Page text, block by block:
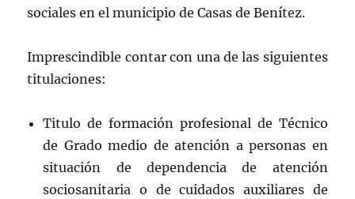
sociales en el municipio de Casas de Benítez.
Imprescindible contar con una de las siguientes
titulaciones:
Titulo de formación profesional de Técnico
de Grado medio de atención a personas en
situación de dependencia de atención
sociosanitaria o de cuidados auxiliares de